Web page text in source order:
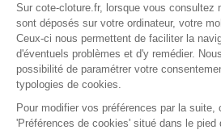
Poteau pour grillage rigide -
WICLIP
31,50 €
Sur cote-cloture.fr, lorsque vous consultez
sont déposés sur votre ordinateur, votre
Ceux-ci nous permettent de faciliter la
d'éventuels problèmes et d'y remédier.
possibilité de paramétrer votre
typologies de cookies.
Pour modifier vos préférences par la suite,
'Préférences de cookies' situé dans le pied
Axeptio consent